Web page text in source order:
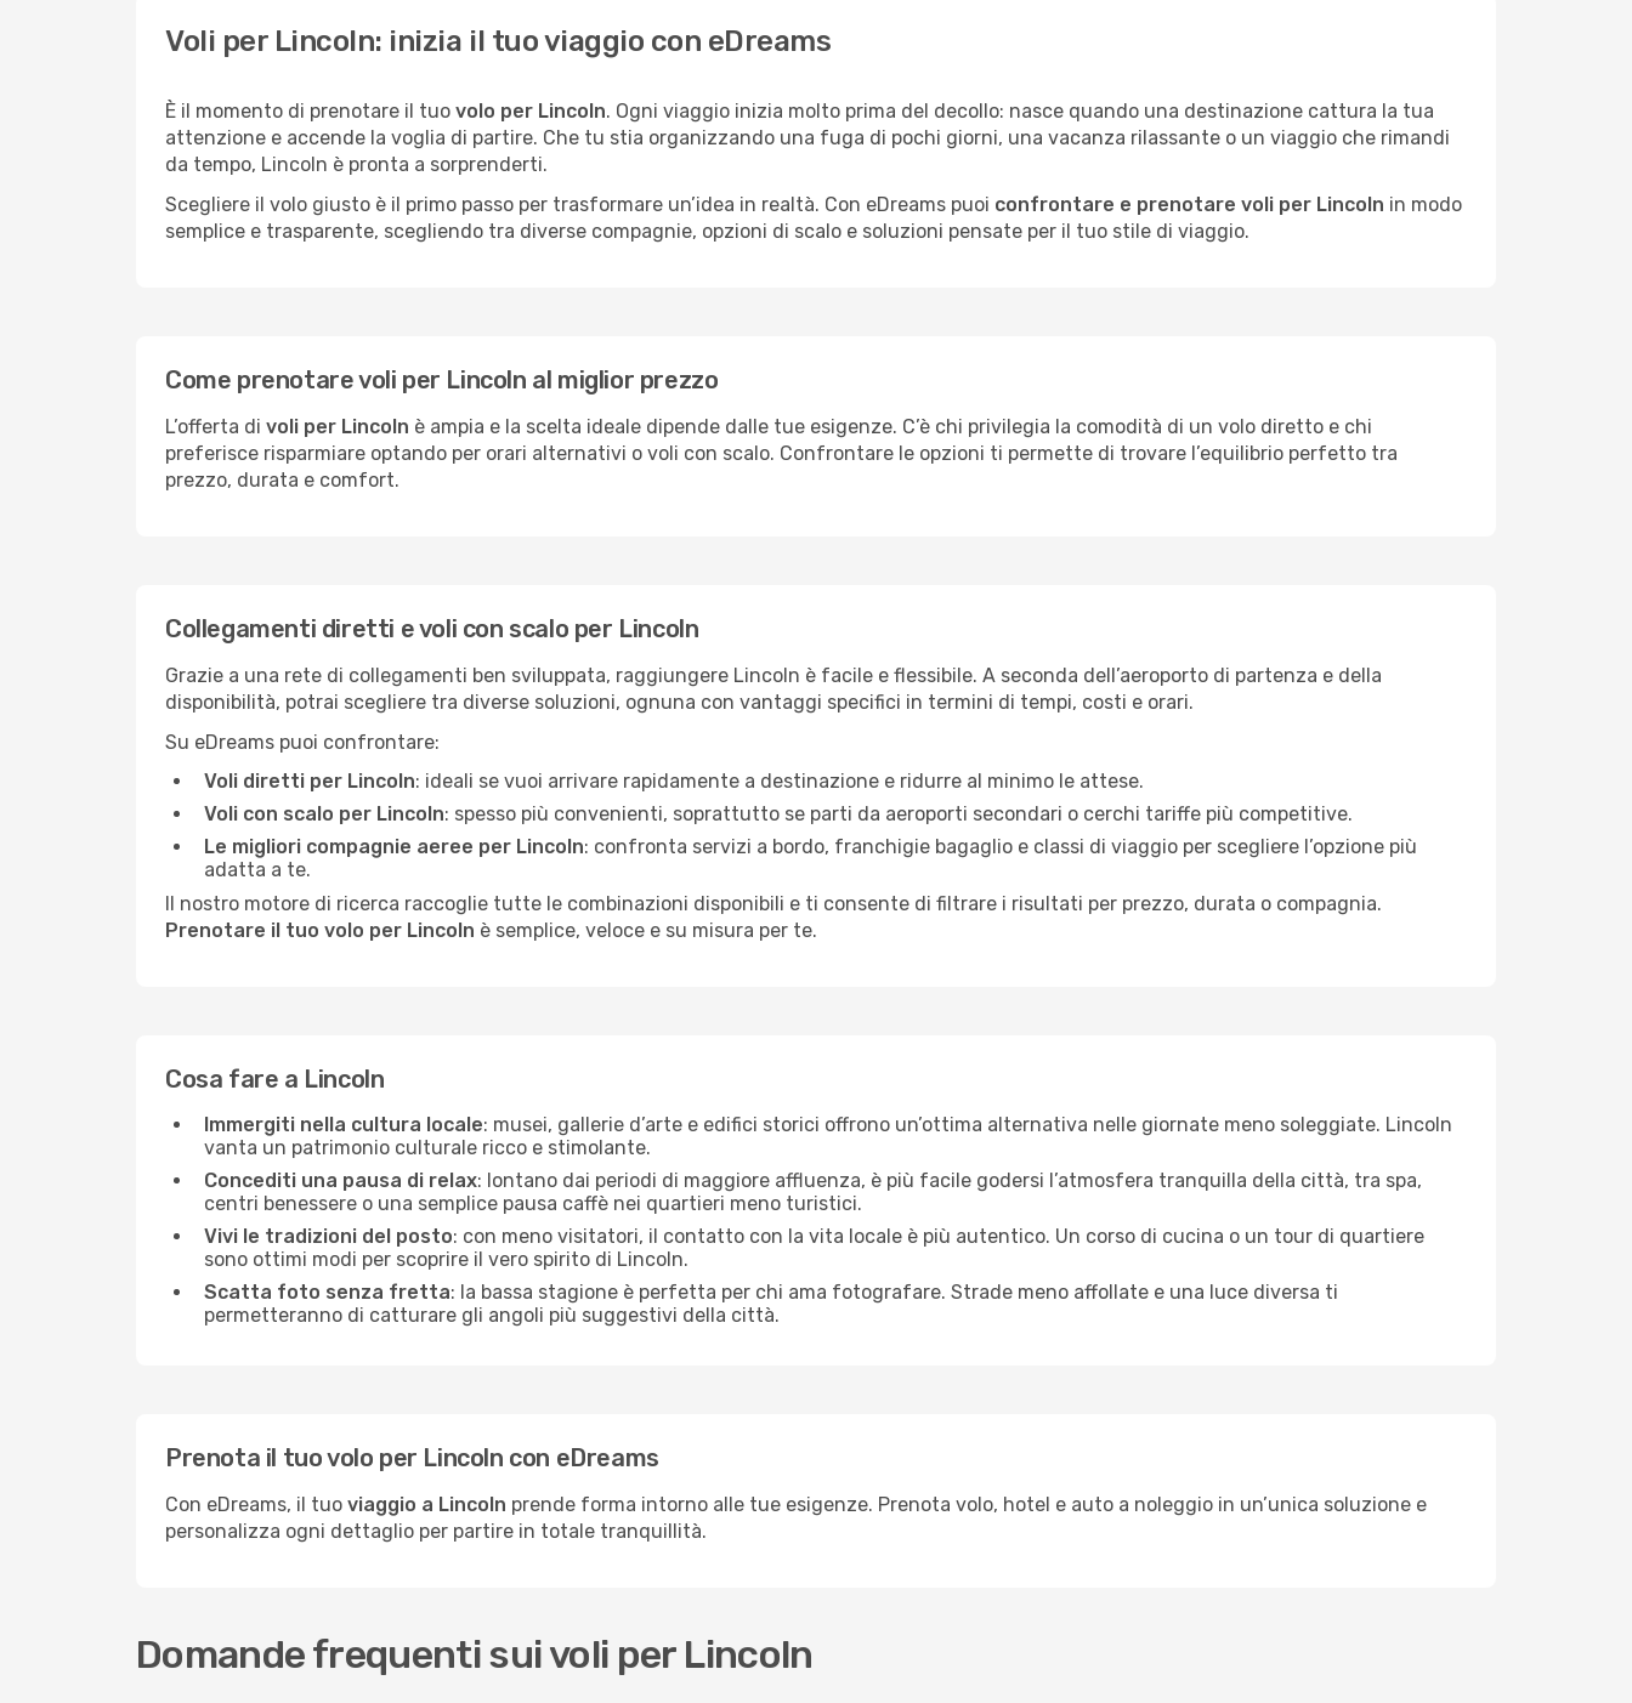
Voli per Lincoln: inizia il tuo viaggio con eDreams
È il momento di prenotare il tuo volo per Lincoln. Ogni viaggio inizia molto prima del decollo: nasce quando una destinazione cattura la tua
attenzione e accende la voglia di partire. Che tu stia organizzando una fuga di pochi giorni, una vacanza rilassante o un viaggio che rimandi
da tempo, Lincoln è pronta a sorprenderti.
Scegliere il volo giusto è il primo passo per trasformare un’idea in realtà. Con eDreams puoi confrontare e prenotare voli per Lincoln in modo
semplice e trasparente, scegliendo tra diverse compagnie, opzioni di scalo e soluzioni pensate per il tuo stile di viaggio.
Come prenotare voli per Lincoln al miglior prezzo
L’offerta di voli per Lincoln è ampia e la scelta ideale dipende dalle tue esigenze. C’è chi privilegia la comodità di un volo diretto e chi
preferisce risparmiare optando per orari alternativi o voli con scalo. Confrontare le opzioni ti permette di trovare l’equilibrio perfetto tra
prezzo, durata e comfort.
Collegamenti diretti e voli con scalo per Lincoln
Grazie a una rete di collegamenti ben sviluppata, raggiungere Lincoln è facile e flessibile. A seconda dell’aeroporto di partenza e della
disponibilità, potrai scegliere tra diverse soluzioni, ognuna con vantaggi specifici in termini di tempi, costi e orari.
Su eDreams puoi confrontare:
Voli diretti per Lincoln: ideali se vuoi arrivare rapidamente a destinazione e ridurre al minimo le attese.
Voli con scalo per Lincoln: spesso più convenienti, soprattutto se parti da aeroporti secondari o cerchi tariffe più competitive.
Le migliori compagnie aeree per Lincoln: confronta servizi a bordo, franchigie bagaglio e classi di viaggio per scegliere l’opzione più
adatta a te.
Il nostro motore di ricerca raccoglie tutte le combinazioni disponibili e ti consente di filtrare i risultati per prezzo, durata o compagnia.
Prenotare il tuo volo per Lincoln è semplice, veloce e su misura per te.
Cosa fare a Lincoln
Immergiti nella cultura locale: musei, gallerie d’arte e edifici storici offrono un’ottima alternativa nelle giornate meno soleggiate. Lincoln
vanta un patrimonio culturale ricco e stimolante.
Concediti una pausa di relax: lontano dai periodi di maggiore affluenza, è più facile godersi l’atmosfera tranquilla della città, tra spa,
centri benessere o una semplice pausa caffè nei quartieri meno turistici.
Vivi le tradizioni del posto: con meno visitatori, il contatto con la vita locale è più autentico. Un corso di cucina o un tour di quartiere
sono ottimi modi per scoprire il vero spirito di Lincoln.
Scatta foto senza fretta: la bassa stagione è perfetta per chi ama fotografare. Strade meno affollate e una luce diversa ti
permetteranno di catturare gli angoli più suggestivi della città.
Prenota il tuo volo per Lincoln con eDreams
Con eDreams, il tuo viaggio a Lincoln prende forma intorno alle tue esigenze. Prenota volo, hotel e auto a noleggio in un’unica soluzione e
personalizza ogni dettaglio per partire in totale tranquillità.
Domande frequenti sui voli per Lincoln